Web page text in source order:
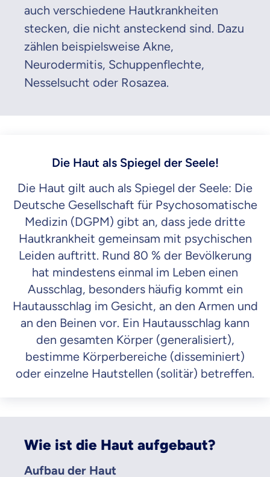
auch verschiedene Hautkrankheiten
stecken, die nicht ansteckend sind. Dazu
zählen beispielsweise Akne,
Neurodermitis, Schuppenflechte,
Nesselsucht oder Rosazea.
Die Haut als Spiegel der Seele!
Die Haut gilt auch als Spiegel der Seele: Die
Deutsche Gesellschaft für Psychosomatische
Medizin (DGPM) gibt an, dass jede dritte
Hautkrankheit gemeinsam mit psychischen
Leiden auftritt. Rund 80 % der Bevölkerung
hat mindestens einmal im Leben einen
Ausschlag, besonders häufig kommt ein
Hautausschlag im Gesicht, an den Armen und
an den Beinen vor. Ein Hautausschlag kann
den gesamten Körper (generalisiert),
bestimme Körperbereiche (disseminiert)
oder einzelne Hautstellen (solitär) betreffen.
Wie ist die Haut aufgebaut?
Aufbau der Haut